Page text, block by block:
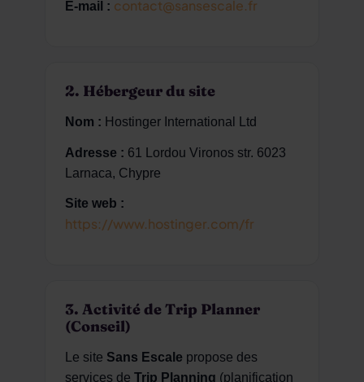
E-mail : contact@sansescale.fr
2. Hébergeur du site
Nom : Hostinger International Ltd
Adresse : 61 Lordou Vironos str. 6023
Larnaca, Chypre
Site web :
https://www.hostinger.com/fr
3. Activité de Trip Planner
(Conseil)
Le site Sans Escale propose des
services de Trip Planning (planification